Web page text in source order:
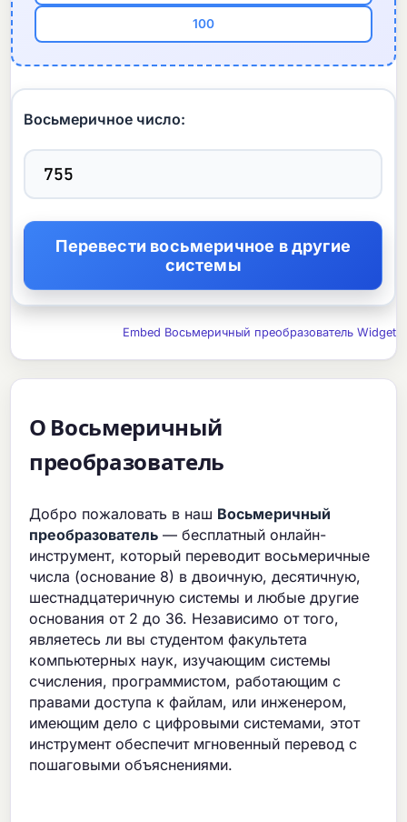
100
Восьмеричное число:
Embed Восьмеричный преобразователь Widget
О Восьмеричный
преобразователь
Добро пожаловать в наш Восьмеричный
преобразователь — бесплатный онлайн-
инструмент, который переводит восьмеричные
числа (основание 8) в двоичную, десятичную,
шестнадцатеричную системы и любые другие
основания от 2 до 36. Независимо от того,
являетесь ли вы студентом факультета
компьютерных наук, изучающим системы
счисления, программистом, работающим с
правами доступа к файлам, или инженером,
имеющим дело с цифровыми системами, этот
инструмент обеспечит мгновенный перевод с
пошаговыми объяснениями.